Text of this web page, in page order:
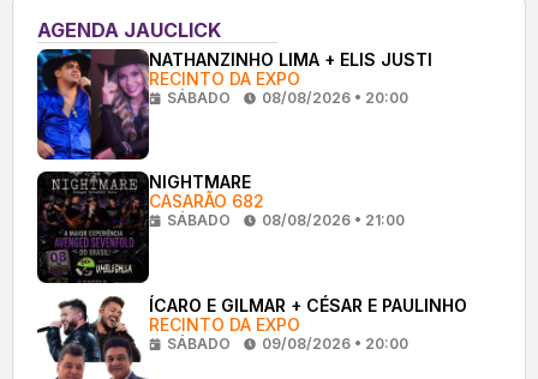
AGENDA JAUCLICK
NATHANZINHO LIMA + ELIS JUSTI
RECINTO DA EXPO
SÁBADO 08/08/2026 • 20:00
NIGHTMARE
CASARÃO 682
SÁBADO 08/08/2026 • 21:00
ÍCARO E GILMAR + CÉSAR E PAULINHO
RECINTO DA EXPO
SÁBADO 09/08/2026 • 20:00